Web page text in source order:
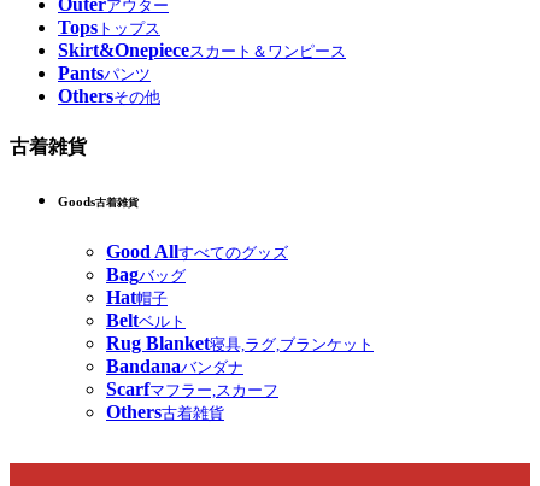
Outerアウター
Tops トップス
Skirt&Onepieceスカート＆ワンピース
Pantsパンツ
Othersその他
古着雑貨
Goods古着雑貨
Good Allすべてのグッズ
Bagバッグ
Hat帽子
Beltベルト
Rug Blanket寝具,ラグ,ブランケット
Bandanaバンダナ
Scarfマフラー,スカーフ
Others古着雑貨